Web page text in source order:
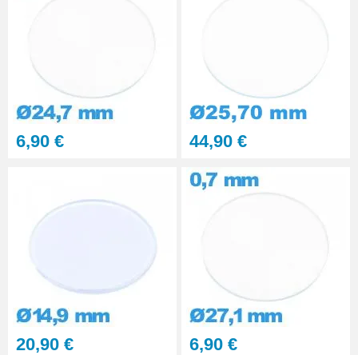
6,90 € 44,90 €
20,90 € 6,90 €